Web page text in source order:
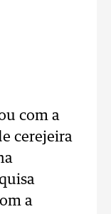
com a
cerejeira
a